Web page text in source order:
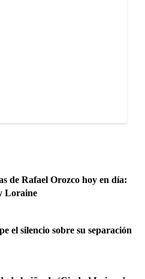
de Rafael Orozco hoy en día:
Loraine
el silencio sobre su separación